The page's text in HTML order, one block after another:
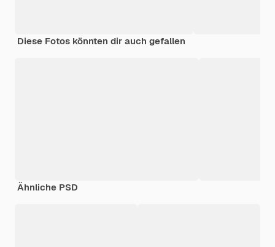
Diese Fotos könnten dir auch gefallen
Ähnliche PSD